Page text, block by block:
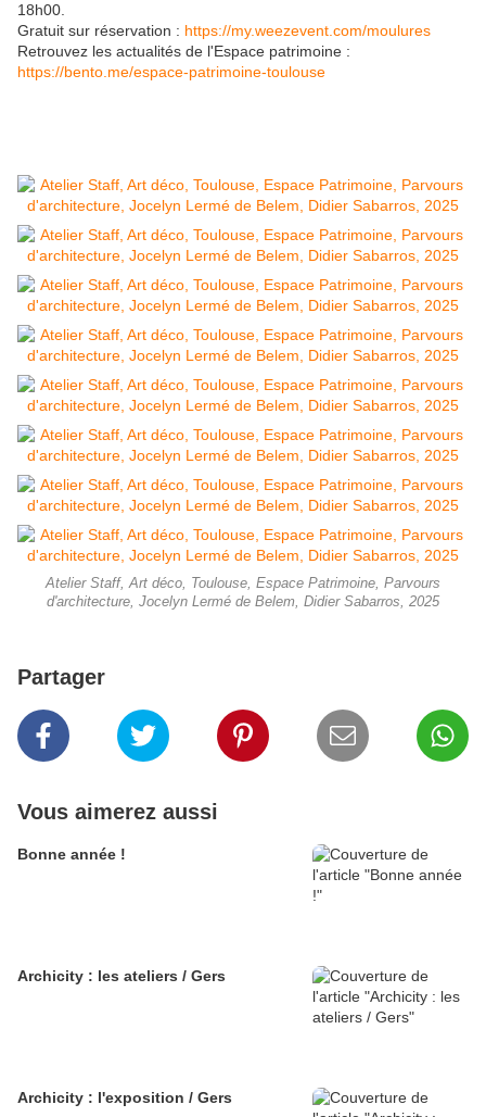
18h00.
Gratuit sur réservation : https://my.weezevent.com/moulures
Retrouvez les actualités de l'Espace patrimoine :
https://bento.me/espace-patrimoine-toulouse
Atelier Staff, Art déco, Toulouse, Espace Patrimoine, Parvours
d'architecture, Jocelyn Lermé de Belem, Didier Sabarros, 2025
Partager
Vous aimerez aussi
Bonne année !
Archicity : les ateliers / Gers
Archicity : l'exposition / Gers